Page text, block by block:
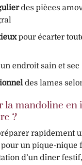
des pièces
pour écarter
endroit sain et sec
des lames
la mandoline en
?
rapidement
pour un pique-nique
d’un dîner